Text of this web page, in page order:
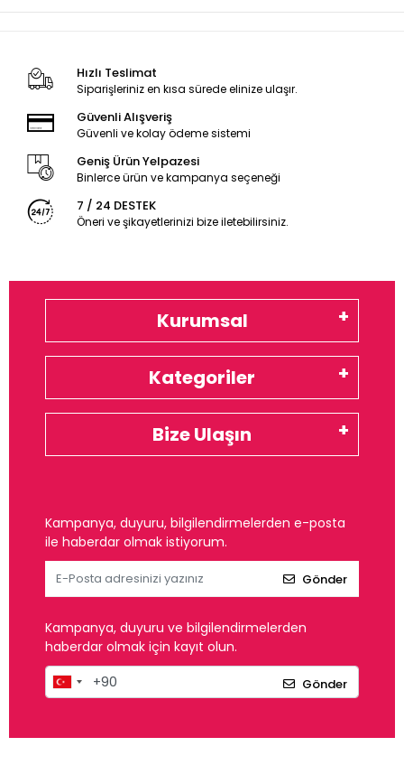
Hızlı Teslimat
Siparişleriniz en kısa sürede elinize ulaşır.
Güvenli Alışveriş
Güvenli ve kolay ödeme sistemi
Geniş Ürün Yelpazesi
Binlerce ürün ve kampanya seçeneği
7 / 24 DESTEK
Öneri ve şikayetlerinizi bize iletebilirsiniz.
Kurumsal
Kategoriler
Bize Ulaşın
Kampanya, duyuru, bilgilendirmelerden e-posta
ile haberdar olmak istiyorum.
Gönder
Kampanya, duyuru ve bilgilendirmelerden
haberdar olmak için kayıt olun.
Gönder